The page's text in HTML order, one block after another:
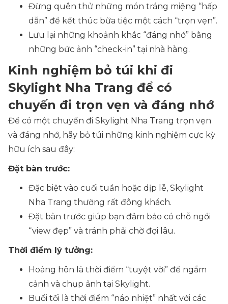
Đừng quên thử những món tráng miệng “hấp
dẫn” để kết thúc bữa tiệc một cách “trọn vẹn”.
Lưu lại những khoảnh khắc “đáng nhớ” bằng
những bức ảnh “check-in” tại nhà hàng.
Kinh nghiệm bỏ túi khi đi
Skylight Nha Trang để có
chuyến đi trọn vẹn và đáng nhớ
Để có một chuyến đi Skylight Nha Trang trọn vẹn
và đáng nhớ, hãy bỏ túi những kinh nghiệm cực kỳ
hữu ích sau đây:
Đặt bàn trước:
Đặc biệt vào cuối tuần hoặc dịp lễ, Skylight
Nha Trang thường rất đông khách.
Đặt bàn trước giúp bạn đảm bảo có chỗ ngồi
“view đẹp” và tránh phải chờ đợi lâu.
Thời điểm lý tưởng:
Hoàng hôn là thời điểm “tuyệt vời” để ngắm
cảnh và chụp ảnh tại Skylight.
Buổi tối là thời điểm “náo nhiệt” nhất với các